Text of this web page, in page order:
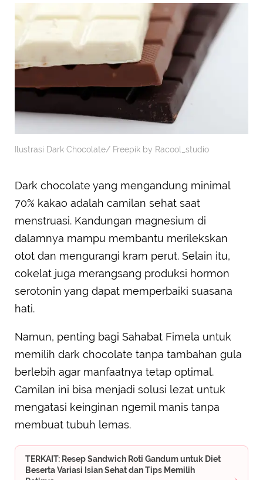
Ilustrasi Dark Chocolate/ Freepik by Racool_studio
Dark chocolate yang mengandung minimal
70% kakao adalah camilan sehat saat
menstruasi. Kandungan magnesium di
dalamnya mampu membantu merilekskan
otot dan mengurangi kram perut. Selain itu,
cokelat juga merangsang produksi hormon
serotonin yang dapat memperbaiki suasana
hati.
Namun, penting bagi Sahabat Fimela untuk
memilih dark chocolate tanpa tambahan gula
berlebih agar manfaatnya tetap optimal.
Camilan ini bisa menjadi solusi lezat untuk
mengatasi keinginan ngemil manis tanpa
membuat tubuh lemas.
TERKAIT: Resep Sandwich Roti Gandum untuk Diet
Beserta Variasi Isian Sehat dan Tips Memilih